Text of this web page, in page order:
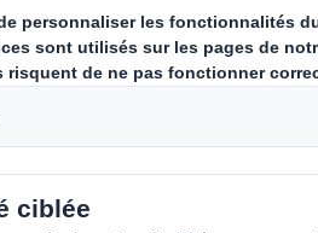
Systems est
spécialisée dans
pour fin
Depuis 1987,
comme nos